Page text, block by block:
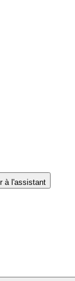
à l'assistant